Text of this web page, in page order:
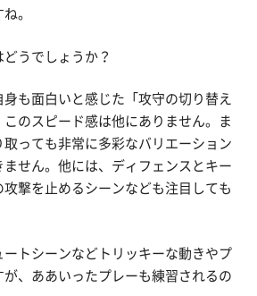
。
うでしょうか？
も面白いと感じた「攻守の切り替え
のスピード感は他にありません。ま
っても非常に多彩なバリエーション
せん。他には、ディフェンスとキー
撃を止めるシーンなども注目しても
トシーンなどトリッキーな動きやプ
が、ああいったプレーも練習されるの